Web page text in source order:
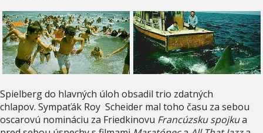
Spielberg do hlavných úloh obsadil trio zdatných
chlapov. Sympaťák Roy Scheider mal toho času za sebou
oscarovú nomináciu za Friedkinovu Francúzsku spojkua